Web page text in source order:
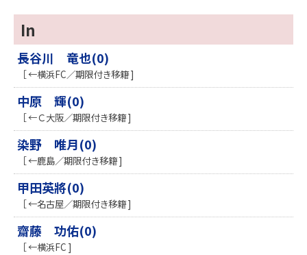
In
長谷川 竜也(0)
［ ←横浜FC／期限付き移籍 ]
中原 輝(0)
［ ←Ｃ大阪／期限付き移籍 ]
染野 唯月(0)
［ ←鹿島／期限付き移籍 ]
甲田英將(0)
［ ←名古屋／期限付き移籍 ]
齋藤 功佑(0)
［ ←横浜FC ]